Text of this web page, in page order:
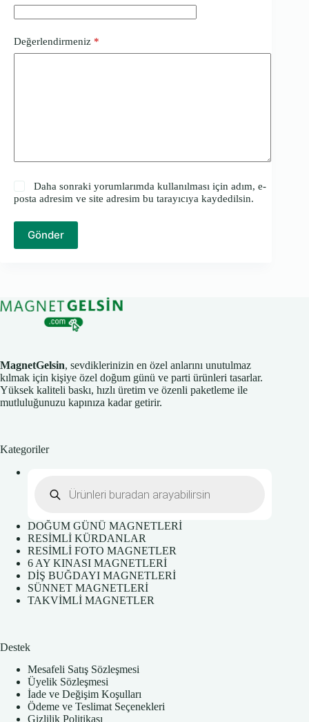
Değerlendirmeniz *
Daha sonraki yorumlarımda kullanılması için adım, e-
posta adresim ve site adresim bu tarayıcıya kaydedilsin.
Gönder
MagnetGelsin, sevdiklerinizin en özel anlarını unutulmaz
kılmak için kişiye özel doğum günü ve parti ürünleri tasarlar.
Yüksek kaliteli baskı, hızlı üretim ve özenli paketleme ile
mutluluğunuzu kapınıza kadar getirir.
Kategoriler
search
DOĞUM GÜNÜ MAGNETLERİ
RESİMLİ KÜRDANLAR
RESİMLİ FOTO MAGNETLER
6 AY KINASI MAGNETLERİ
DİŞ BUĞDAYI MAGNETLERİ
SÜNNET MAGNETLERİ
TAKVİMLİ MAGNETLER
Destek
Mesafeli Satış Sözleşmesi
Üyelik Sözleşmesi
İade ve Değişim Koşulları
Ödeme ve Teslimat Seçenekleri
Gizlilik Politikası